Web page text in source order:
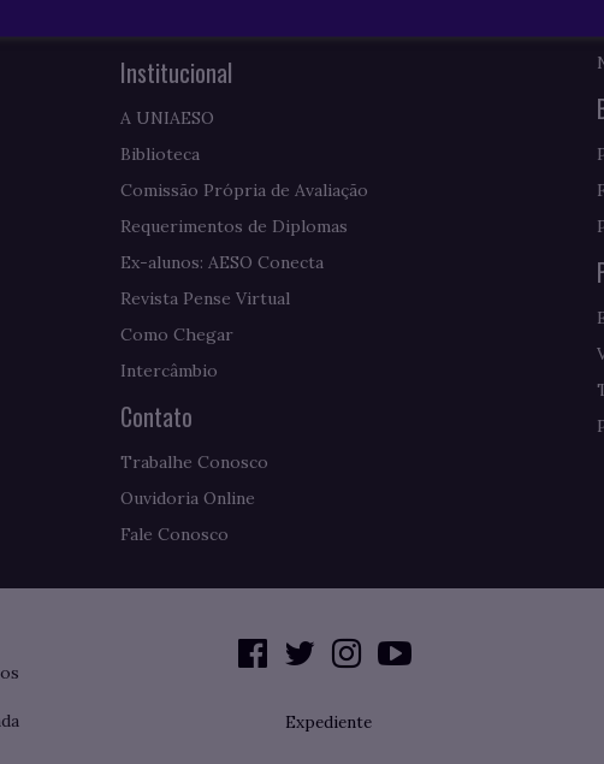
Institucional
A UNIAESO
Biblioteca
Comissão Própria de Avaliação
Requerimentos de Diplomas
Ex-alunos: AESO Conecta
Revista Pense Virtual
Como Chegar
Intercâmbio
Contato
Trabalhe Conosco
Ouvidoria Online
Fale Conosco
Expediente